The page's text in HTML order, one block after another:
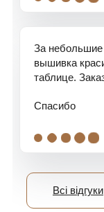
За небольшие
вышивка
таблице.
Спасибо
. . . . .
Всі відгуки